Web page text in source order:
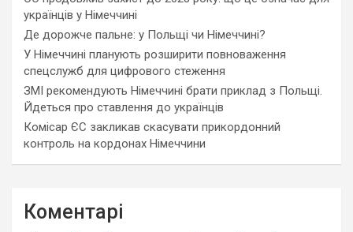
українців у Німеччині
Де дорожче пальне: у Польщі чи Німеччині?
У Німеччині планують розширити повноваження
спецслужб для цифрового стеження
ЗМІ рекомендують Німеччині брати приклад з Польщі.
Йдеться про ставлення до українців
Комісар ЄС закликав скасувати прикордонний
контроль на кордонах Німеччини
Коментарі